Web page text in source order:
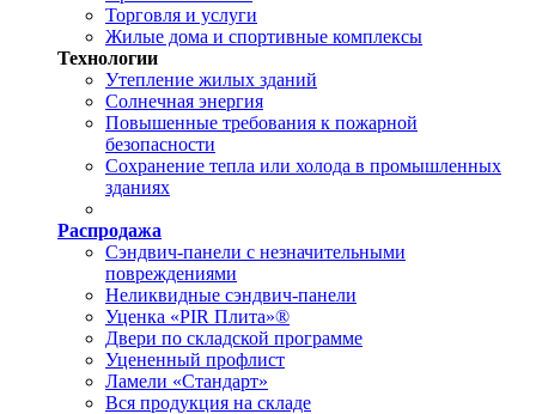
Торговля и услуги
Жилые дома и спортивные комплексы
Технологии
Утепление жилых зданий
Солнечная энергия
Повышенные требования к пожарной
безопасности
Сохранение тепла или холода в промышленных
зданиях
Распродажа
Сэндвич-панели с незначительными
повреждениями
Неликвидные сэндвич-панели
Уценка «PIR Плита»®
Двери по складской программе
Уцененный профлист
Ламели «Стандарт»
Вся продукция на складе